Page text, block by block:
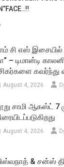
சி எஸ் இசையில்
– டிமான்டி
கவர்ந்து
August 4, 2026
சாமி ஆகஸ்ட் 7
August 4, 2026
& சன்ஸ்